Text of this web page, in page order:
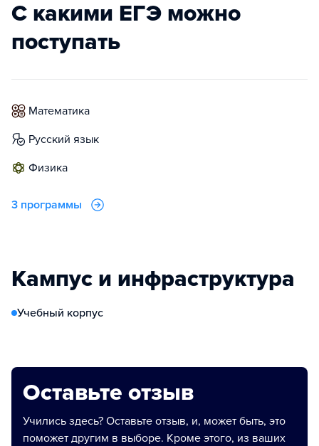
С какими ЕГЭ можно
поступать
математика
русский язык
физика
3 программы
Кампус и инфраструктура
Учебный корпус
Оставьте отзыв
Учились здесь? Оставьте отзыв, и, может быть, это
поможет другим в выборе. Кроме этого, из ваших